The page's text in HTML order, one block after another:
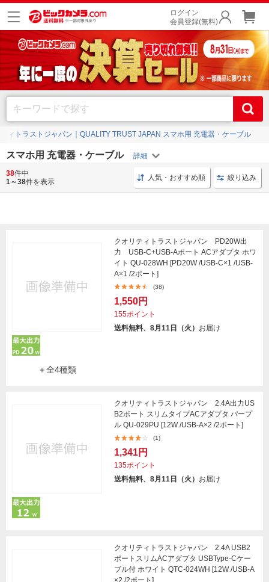
ログイン
会員登録(無料)
ィトラストジャパン｜QUALITY TRUST JAPAN スマホ用 充電器・ケーブル
スマホ用 充電器・ケーブル
スマホ用 充電ケーブル iPhoneアクセサリー 早い充電
38件中
1～38件を表示 人気・おすすめ順 絞り込み
＋全4種類
クオリティトラストジャパン PD20W出
力 USB-C+USB-Aポート ACアダプタ ホワ
イト QU-028WH [PD20W /USB-C×1 /USB-
A×1 /2ポート]
(38)
1,550円
155ポイント
送料無料、8月11日（火） お届け
クオリティトラストジャパン 2.4A出力US
B2ポート スリムタイプACアダプタ パープ
ル QU-029PU [12W /USB-A×2 /2ポート]
(1)
1,341円
135ポイント
送料無料、8月11日（火） お届け
クオリティトラストジャパン 2.4A USB2
ポートスリムACアダプタ USBType-Cケー
ブル付 ホワイト QTC-024WH [12W /USB-A
×2 /2ポート]